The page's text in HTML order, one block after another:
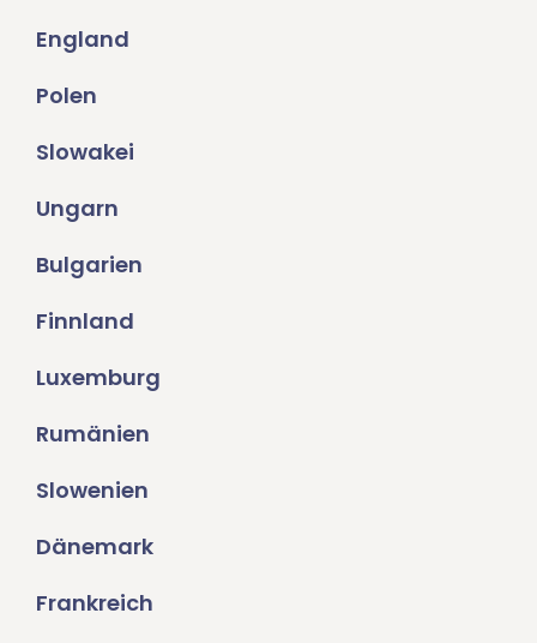
England
Polen
Slowakei
Ungarn
Bulgarien
Finnland
Luxemburg
Rumänien
Slowenien
Dänemark
Frankreich